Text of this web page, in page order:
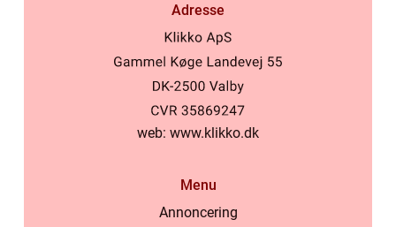
Adresse
web: www.klikko.dk
Menu
Annoncering